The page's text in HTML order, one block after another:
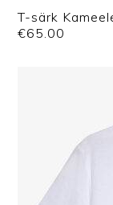
T-särk
€65.00